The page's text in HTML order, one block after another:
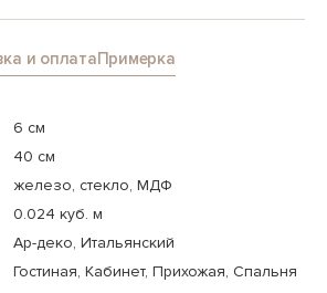
и оплатаПримерка
6 см
40 см
железо, стекло, МДФ
0.024 куб. м
Ар-деко, Итальянский
Гостиная, Кабинет, Прихожая, Спальня